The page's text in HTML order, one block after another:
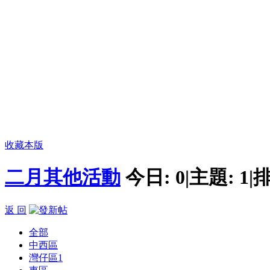
收藏本版
二月其他活動 今日: 0|主題: 1|
返 回
全部
中西區
灣仔區1